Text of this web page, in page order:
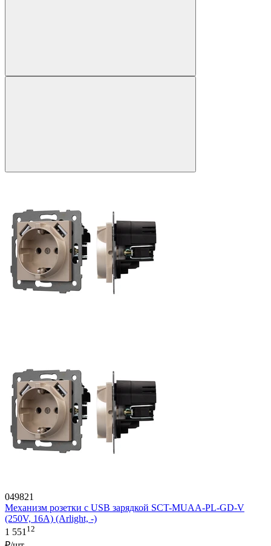
049821
Механизм розетки с USB зарядкой SCT-MUAA-PL-GD-V
(250V, 16A) (Arlight, -)
1 55112